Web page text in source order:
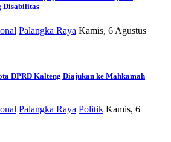
Disabilitas
Palangka Raya Kamis, 6 Agustus
DPRD Kalteng Diajukan ke Mahkamah
Palangka Raya Politik Kamis, 6